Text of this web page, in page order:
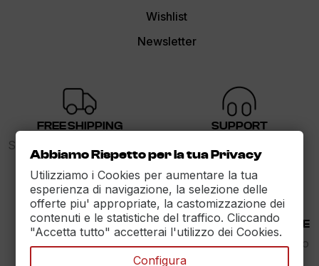
Wishlist
Newsletter
FREE SHIPPING
Spedizione gratuita sopra i
89€
SUPPORT
30 DAYS RETURN
Reso Garantito entro
100% PAYMENT SECURE
Assicuriamo il pagamento
Abbiamo Rispetto per la tua Privacy
Utilizziamo i Cookies per aumentare la tua
esperienza di navigazione, la selezione delle
offerte piu' appropriate, la castomizzazione dei
contenuti e le statistiche del traffico. Cliccando
"Accetta tutto" accetterai l'utilizzo dei Cookies.
Configura